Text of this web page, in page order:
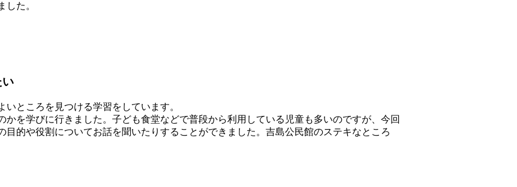
した。
ところを見つける学習をしています。
を学びに行きました。子ども食堂などで普段から利用している児童も多いのですが、今回
的や役割についてお話を聞いたりすることができました。吉島公民館のステキなところ